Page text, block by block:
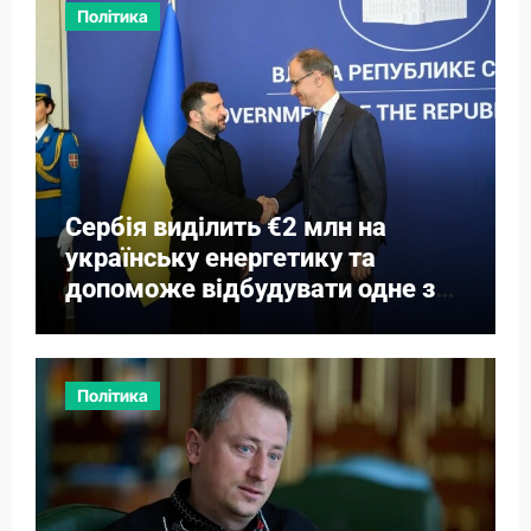
Політика
Сербія виділить €2 млн на
українську енергетику та
допоможе відбудувати одне з
міст
Політика